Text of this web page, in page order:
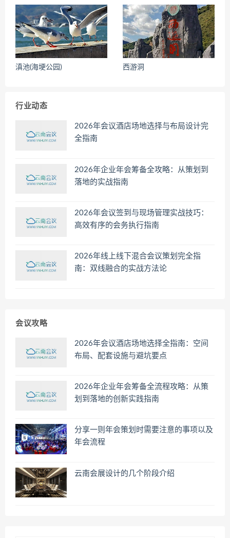
滇池(海埂公园) 西游洞
行业动态
2026年会议酒店场地选择与布局设计完
全指南
2026年企业年会筹备全攻略：从策划到
落地的实战指南
2026年会议签到与现场管理实战技巧：
高效有序的会务执行指南
2026年线上线下混合会议策划完全指
南：双线融合的实战方法论
会议攻略
2026年会议酒店场地选择全指南：空间
布局、配套设施与避坑要点
2026年企业年会筹备全流程攻略：从策
划到落地的创新实践指南
分享一则年会策划时需要注意的事项以及
年会流程
云南会展设计的几个阶段介绍